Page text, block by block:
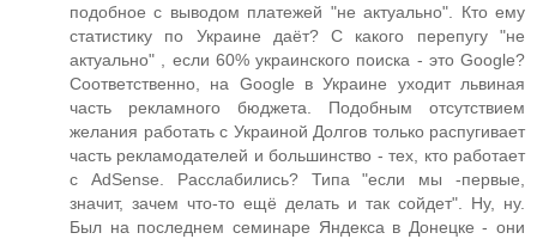
подобное с выводом платежей "не актуально". Кто ему
статистику по Украине даёт? С какого перепугу "не
актуально" , если 60% украинского поиска - это Google?
Соответственно, на Google в Украине уходит львиная
часть рекламного бюджета. Подобным отсутствием
желания работать с Украиной Долгов только распугивает
часть рекламодателей и большинство - тех, кто работает
с AdSense. Расслабились? Типа "если мы -первые,
значит, зачем что-то ещё делать и так сойдет". Ну, ну.
Был на последнем семинаре Яндекса в Донецке - они